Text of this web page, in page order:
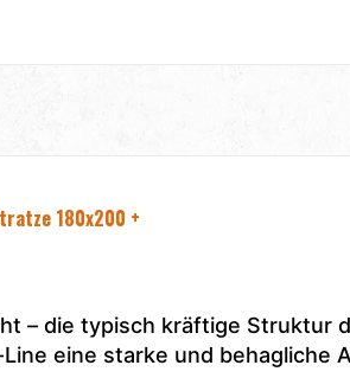
180x200 +
– die typisch kräftige Struktur
eine starke und behagliche